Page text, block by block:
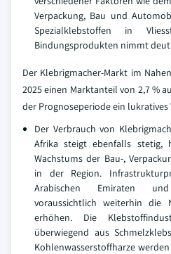
Verpackung, Bau und
Spezialklebstoffen in
Bindungsprodukten nimmt
Der Klebrigmacher-Markt im
2025 einen Marktanteil von 2,7 %
der Prognoseperiode ein lukratives
Der Verbrauch von
Afrika steigt ebenfalls stetig,
Wachstums der Bau-,
in der Region.
Arabischen Emiraten
voraussichtlich weiterhin die
erhöhen. Die
überwiegend aus
Kohlenwasserstoffharze